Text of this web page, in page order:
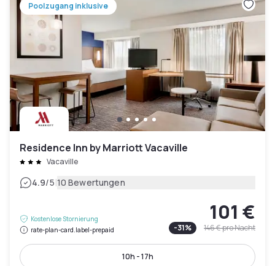
Poolzugang inklusive
Residence Inn by Marriott Vacaville
Vacaville
4.9/5|10 Bewertungen
Kostenlose Stornierung
rate-plan-card.label-prepaid
101 €
-31% 146 €pro Nacht
10h - 17h